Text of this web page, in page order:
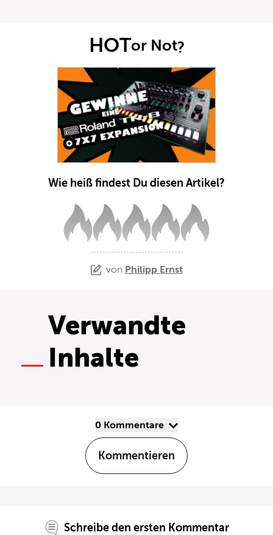
HOTor Not?
Wie heiß findest Du diesen Artikel?
von Philipp Ernst
Verwandte
Inhalte
0 Kommentare
Kommentieren
Schreibe den ersten Kommentar